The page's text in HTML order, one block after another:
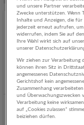
07.08.2026,
Salzburg
Salzburg
und unsere Partner
Zwecke unterstützen. Wenn
Inhalte und Anzeigen, die für
jederzeit erneut aufrufen,
widerrufen, indem Sie auf
Ihre Wahl wirkt sich auf
unserer
Wir ziehen zur Verarbeitung
können ihren Sitz in
angemessenes
Gerichtshof kein
Zusammenhang
und Überwachungszwecken
Verarbeitung keine
auf „Cookies zulassen“
beiziehen dürfen.